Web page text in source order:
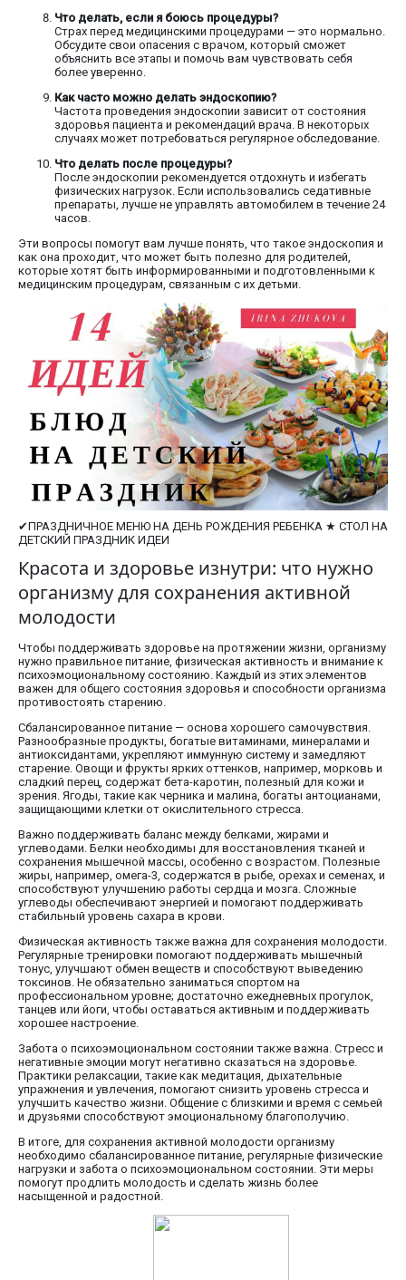
Что делать, если я боюсь процедуры?
Страх перед медицинскими процедурами — это нормально.
Обсудите свои опасения с врачом, который сможет
объяснить все этапы и помочь вам чувствовать себя
более уверенно.
Как часто можно делать эндоскопию?
Частота проведения эндоскопии зависит от состояния
здоровья пациента и рекомендаций врача. В некоторых
случаях может потребоваться регулярное обследование.
Что делать после процедуры?
После эндоскопии рекомендуется отдохнуть и избегать
физических нагрузок. Если использовались седативные
препараты, лучше не управлять автомобилем в течение 24
часов.
Эти вопросы помогут вам лучше понять, что такое эндоскопия и
как она проходит, что может быть полезно для родителей,
которые хотят быть информированными и подготовленными к
медицинским процедурам, связанным с их детьми.
✔ПРАЗДНИЧНОЕ МЕНЮ НА ДЕНЬ РОЖДЕНИЯ РЕБЕНКА ★ СТОЛ НА
ДЕТСКИЙ ПРАЗДНИК ИДЕИ
Красота и здоровье изнутри: что нужно
организму для сохранения активной
молодости
Чтобы поддерживать здоровье на протяжении жизни, организму
нужно правильное питание, физическая активность и внимание к
психоэмоциональному состоянию. Каждый из этих элементов
важен для общего состояния здоровья и способности организма
противостоять старению.
Сбалансированное питание — основа хорошего самочувствия.
Разнообразные продукты, богатые витаминами, минералами и
антиоксидантами, укрепляют иммунную систему и замедляют
старение. Овощи и фрукты ярких оттенков, например, морковь и
сладкий перец, содержат бета-каротин, полезный для кожи и
зрения. Ягоды, такие как черника и малина, богаты антоцианами,
защищающими клетки от окислительного стресса.
Важно поддерживать баланс между белками, жирами и
углеводами. Белки необходимы для восстановления тканей и
сохранения мышечной массы, особенно с возрастом. Полезные
жиры, например, омега-3, содержатся в рыбе, орехах и семенах, и
способствуют улучшению работы сердца и мозга. Сложные
углеводы обеспечивают энергией и помогают поддерживать
стабильный уровень сахара в крови.
Физическая активность также важна для сохранения молодости.
Регулярные тренировки помогают поддерживать мышечный
тонус, улучшают обмен веществ и способствуют выведению
токсинов. Не обязательно заниматься спортом на
профессиональном уровне; достаточно ежедневных прогулок,
танцев или йоги, чтобы оставаться активным и поддерживать
хорошее настроение.
Забота о психоэмоциональном состоянии также важна. Стресс и
негативные эмоции могут негативно сказаться на здоровье.
Практики релаксации, такие как медитация, дыхательные
упражнения и увлечения, помогают снизить уровень стресса и
улучшить качество жизни. Общение с близкими и время с семьей
и друзьями способствуют эмоциональному благополучию.
В итоге, для сохранения активной молодости организму
необходимо сбалансированное питание, регулярные физические
нагрузки и забота о психоэмоциональном состоянии. Эти меры
помогут продлить молодость и сделать жизнь более
насыщенной и радостной.